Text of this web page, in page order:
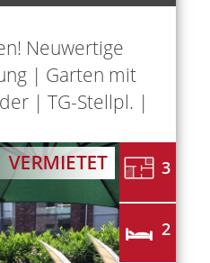
Neuwertige
| Garten mit
| TG-Stellpl. |
3
2